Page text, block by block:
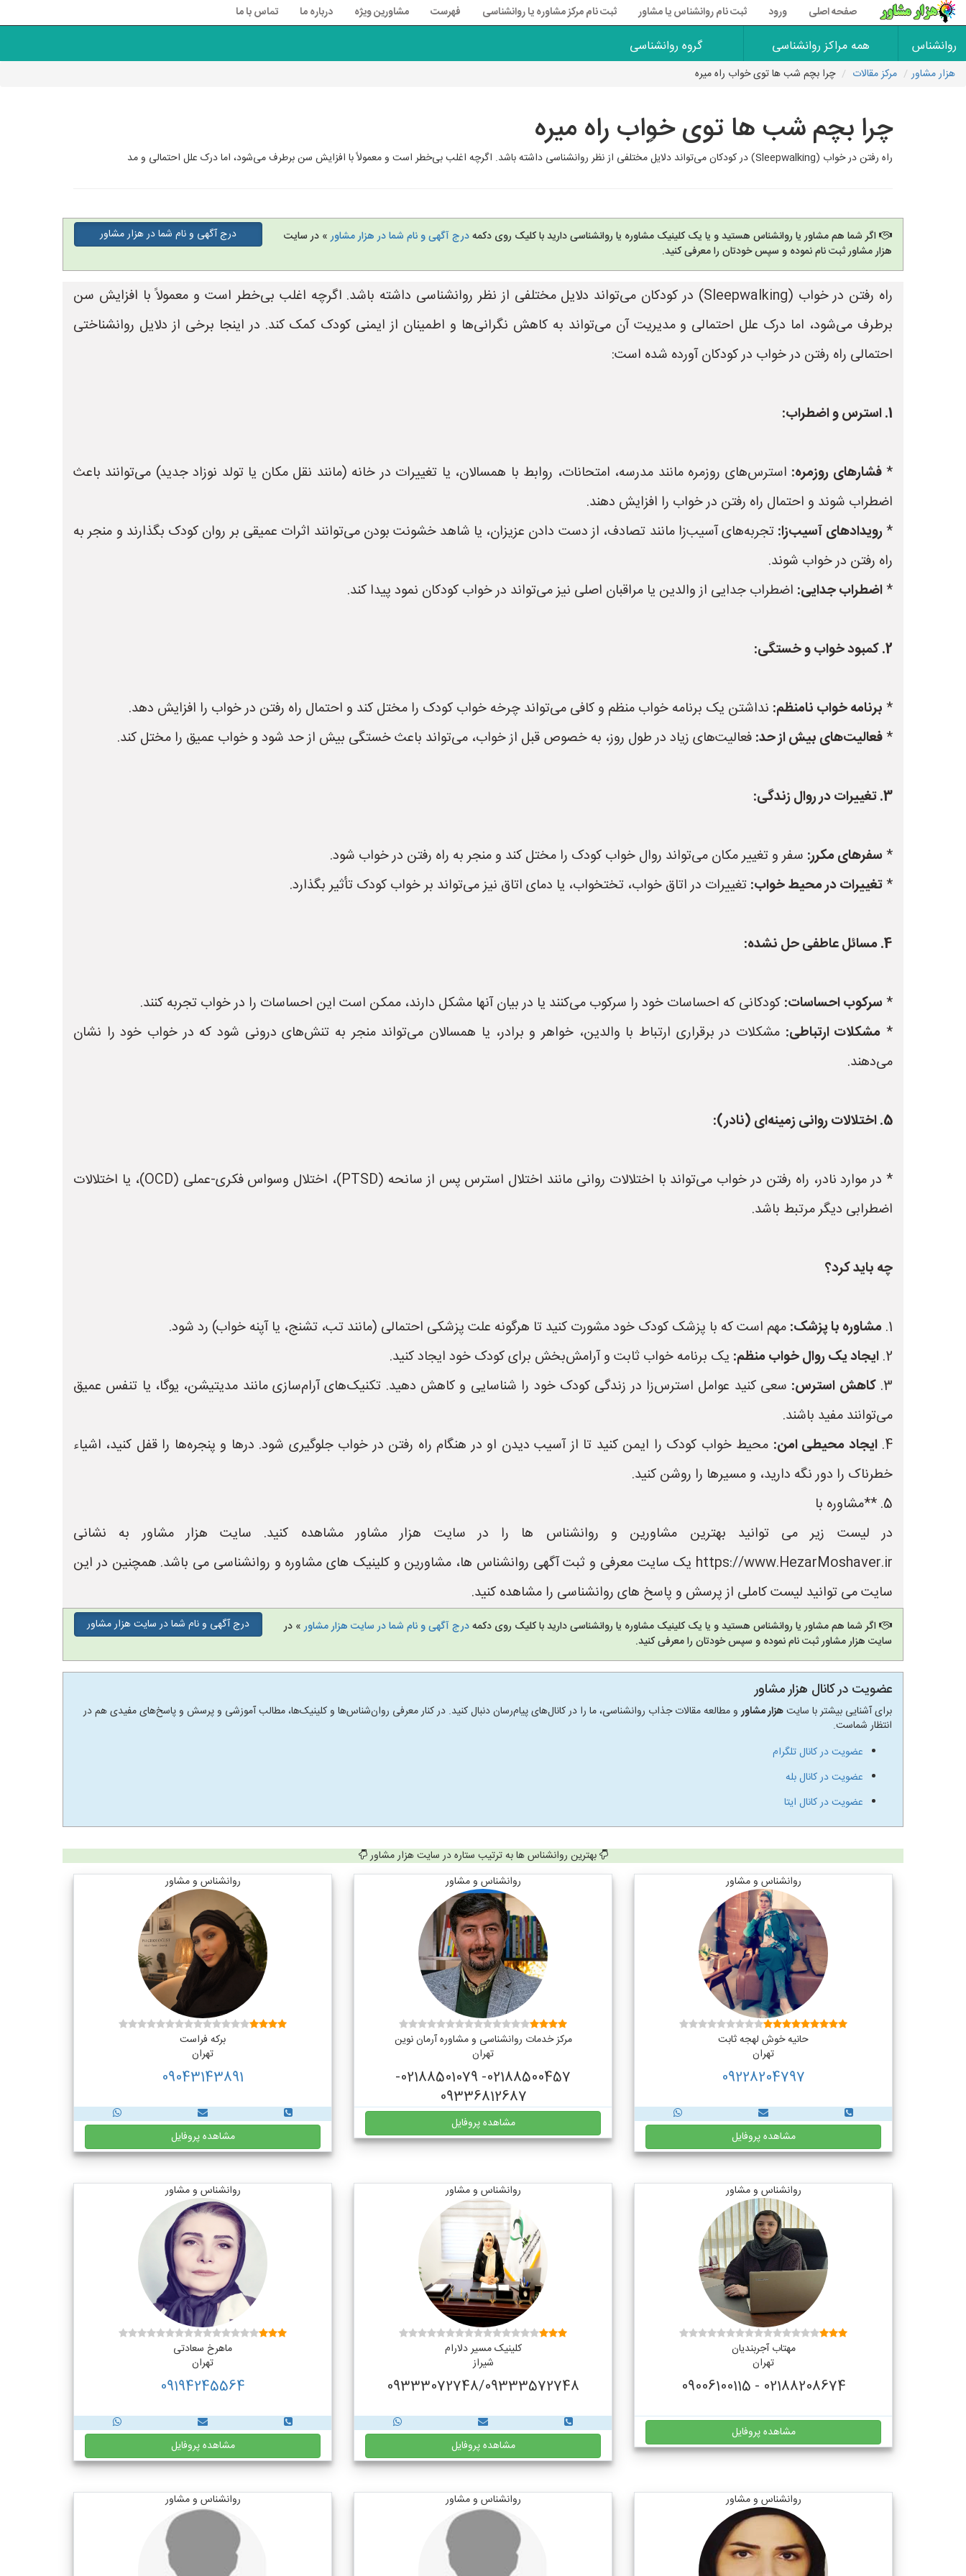
صفحه اصلی ورود ثبت نام روانشناس یا مشاور ثبت نام مرکز مشاوره یا روانشناسی فهرست مشاورین ویژه درباره ما تماس با ما
روانشناس همه مراکز روانشناسی گروه روانشناسی
هزار مشاور مرکز مقالات چرا بچم شب ها توی خواب راه میره
چرا بچم شب ها توی خواب راه میره
راه رفتن در خواب (Sleepwalking) در کودکان می‌تواند دلایل مختلفی از نظر روانشناسی داشته باشد. اگرچه اغلب بی‌خطر است و معمولاً با افزایش سن برطرف می‌شود، اما درک علل احتمالی و مد
اگر شما هم مشاور یا روانشناس هستید و یا یک کلینیک مشاوره یا روانشناسی دارید با کلیک روی دکمهدرج آگهی و نام شما در هزار مشاور» در سایت
هزار مشاور ثبت نام نموده و سپس خودتان را معرفی کنید.
درج آگهی و نام شما در هزار مشاور
راه رفتن در خواب (Sleepwalking) در کودکان می‌تواند دلایل مختلفی از نظر روانشناسی داشته باشد. اگرچه اغلب بی‌خطر است و معمولاً با افزایش سن
برطرف می‌شود، اما درک علل احتمالی و مدیریت آن می‌تواند به کاهش نگرانی‌ها و اطمینان از ایمنی کودک کمک کند. در اینجا برخی از دلایل روانشناختی
احتمالی راه رفتن در خواب در کودکان آورده شده است:
1. استرس و اضطراب:
*فشارهای روزمره: استرس‌های روزمره مانند مدرسه، امتحانات، روابط با همسالان، یا تغییرات در خانه (مانند نقل مکان یا تولد نوزاد جدید) می‌توانند باعث
اضطراب شوند و احتمال راه رفتن در خواب را افزایش دهند.
*رویدادهای آسیب‌زا: تجربه‌های آسیب‌زا مانند تصادف، از دست دادن عزیزان، یا شاهد خشونت بودن می‌توانند اثرات عمیقی بر روان کودک بگذارند و منجر به
راه رفتن در خواب شوند.
*اضطراب جدایی: اضطراب جدایی از والدین یا مراقبان اصلی نیز می‌تواند در خواب کودکان نمود پیدا کند.
2. کمبود خواب و خستگی:
* برنامه خواب نامنظم: نداشتن یک برنامه خواب منظم و کافی می‌تواند چرخه خواب کودک را مختل کند و احتمال راه رفتن در خواب را افزایش دهد.
*فعالیت‌های بیش از حد: فعالیت‌های زیاد در طول روز، به خصوص قبل از خواب، می‌تواند باعث خستگی بیش از حد شود و خواب عمیق را مختل کند.
3. تغییرات در روال زندگی:
*سفرهای مکرر: سفر و تغییر مکان می‌تواند روال خواب کودک را مختل کند و منجر به راه رفتن در خواب شود.
*تغییرات در محیط خواب: تغییرات در اتاق خواب، تختخواب، یا دمای اتاق نیز می‌تواند بر خواب کودک تأثیر بگذارد.
4. مسائل عاطفی حل نشده:
*سرکوب احساسات: کودکانی که احساسات خود را سرکوب می‌کنند یا در بیان آنها مشکل دارند، ممکن است این احساسات را در خواب تجربه کنند.
* مشکلات ارتباطی: مشکلات در برقراری ارتباط با والدین، خواهر و برادر، یا همسالان می‌تواند منجر به تنش‌های درونی شود که در خواب خود را نشان
می‌دهند.
5. اختلالات روانی زمینه‌ای (نادر):
* در موارد نادر، راه رفتن در خواب می‌تواند با اختلالات روانی مانند اختلال استرس پس از سانحه (PTSD)، اختلال وسواس فکری-عملی (OCD)، یا اختلالات
اضطرابی دیگر مرتبط باشد.
چه باید کرد؟
1. مشاوره با پزشک: مهم است که با پزشک کودک خود مشورت کنید تا هرگونه علت پزشکی احتمالی (مانند تب، تشنج، یا آپنه خواب) رد شود.
2. ایجاد یک روال خواب منظم: یک برنامه خواب ثابت و آرامش‌بخش برای کودک خود ایجاد کنید.
3. کاهش استرس: سعی کنید عوامل استرس‌زا در زندگی کودک خود را شناسایی و کاهش دهید. تکنیک‌های آرام‌سازی مانند مدیتیشن، یوگا، یا تنفس عمیق
می‌توانند مفید باشند.
4. ایجاد محیطی امن: محیط خواب کودک را ایمن کنید تا از آسیب دیدن او در هنگام راه رفتن در خواب جلوگیری شود. درها و پنجره‌ها را قفل کنید، اشیاء
خطرناک را دور نگه دارید، و مسیرها را روشن کنید.
5. **مشاوره با
در لیست زیر می توانید بهترین مشاورین و روانشناس ها را در سایت هزار مشاور مشاهده کنید. سایت هزار مشاور به نشانی
https://www.HezarMoshaver.ir یک سایت معرفی و ثبت آگهی روانشناس ها، مشاورین و کلینیک های مشاوره و روانشناسی می باشد. همچنین در این
سایت می توانید لیست کاملی از پرسش و پاسخ های روانشناسی را مشاهده کنید.
اگر شما هم مشاور یا روانشناس هستید و یا یک کلینیک مشاوره یا روانشناسی دارید با کلیک روی دکمهدرج آگهی و نام شما در سایت هزار مشاور» در
سایت هزار مشاور ثبت نام نموده و سپس خودتان را معرفی کنید.
درج آگهی و نام شما در سایت هزار مشاور
عضویت در کانال هزار مشاور
برای آشنایی بیشتر با سایتهزار مشاورو مطالعه مقالات جذاب روانشناسی، ما را در کانال‌های پیام‌رسان دنبال کنید. در کنار معرفی روان‌شناس‌ها و کلینیک‌ها، مطالب آموزشی و پرسش و پاسخ‌های مفیدی هم در
انتظار شماست.
عضویت در کانال تلگرام
عضویت در کانال بله
عضویت در کانال ایتا
بهترین روانشناس ها به ترتیب ستاره در سایت هزار مشاور
روانشناس و مشاور
حانیه خوش لهجه ثابت
تهران
09228204797
مشاهده پروفایل
روانشناس و مشاور
مرکز خدمات روانشناسی و مشاوره آرمان نوین
تهران
02188500457- 02188501079-
09336812687
مشاهده پروفایل
روانشناس و مشاور
برکه فراست
تهران
09043143891
مشاهده پروفایل
روانشناس و مشاور
مهتاب آجربندیان
تهران
02188208674 - 09006100115
مشاهده پروفایل
روانشناس و مشاور
کلینیک مسیر دلارام
شیراز
09333072748/09333572748
مشاهده پروفایل
روانشناس و مشاور
ماهرخ سعادتی
تهران
09194245564
مشاهده پروفایل
روانشناس و مشاور روانشناس و مشاور روانشناس و مشاور